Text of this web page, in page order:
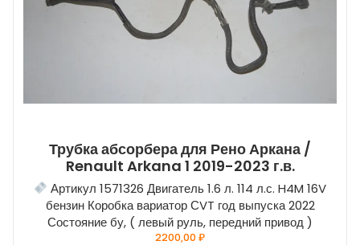
Трубка абсорбера для Рено Аркана /
Renault Arkana 1 2019-2023 г.в.
Артикул 1571326 Двигатель 1.6 л. 114 л.с. H4M 16V
бензин Коробка вариатор СVT год выпуска 2022
Состояние бу, ( левый руль, передний привод )
2200,00₽